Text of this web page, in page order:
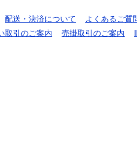
配送・決済について
よくあるご質
取引のご案内 売掛取引のご案内